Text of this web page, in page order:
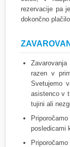
rezervacije pa
dokončno
razen v
Svetujemo
asistenco v
tujini ali
posledicami